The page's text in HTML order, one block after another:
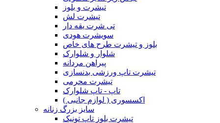
تیشرت و بلوز
تیشرت لش
تی شرت یقه دار
سویشرت هودی
بلوز و تیشرت طرح های خاص
شلوار و شلوارک
پیراهن مردانه
تیشرت تاپ ورزشی بدنسازی
تیشرت محرمی
تاپ - تاپ شلوارک
اکسسوری ( لوازم جانبی )
سایز بزرگ زنانه
تیشرت بلوز تاپ تونیک